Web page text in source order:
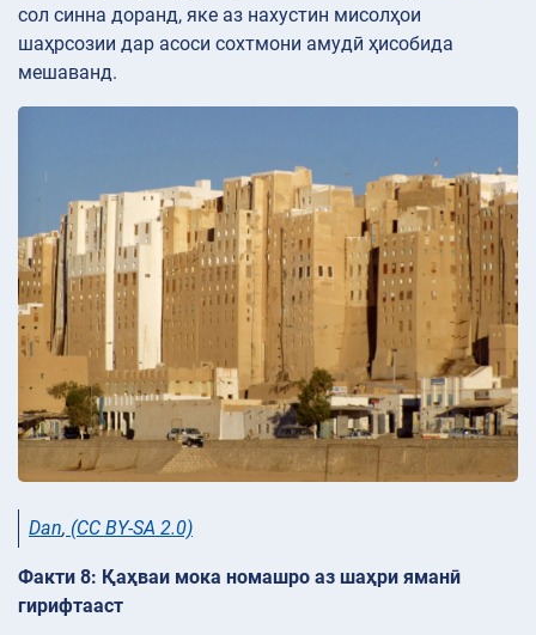
сол синна доранд, яке аз нахустин мисолҳои
шаҳрсозии дар асоси сохтмони амудӣ ҳисобида
мешаванд.
Dan, (CC BY-SA 2.0)
Факти 8: Қаҳваи мока номашро аз шаҳри яманӣ
гирифтааст